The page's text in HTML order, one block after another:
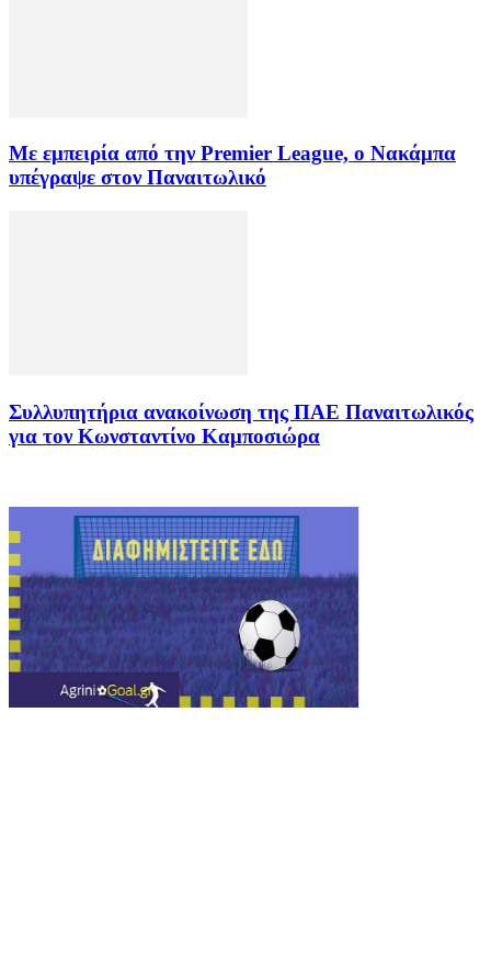
Με εμπειρία από την Premier League, ο Νακάμπα
υπέγραψε στον Παναιτωλικό
Συλλυπητήρια ανακοίνωση της ΠΑΕ Παναιτωλικός
για τον Κωνσταντίνο Καμποσιώρα